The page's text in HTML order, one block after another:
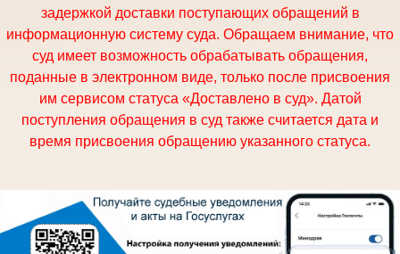
задержкой доставки поступающих обращений в
информационную систему суда. Обращаем внимание, что
суд имеет возможность обрабатывать обращения,
поданные в электронном виде, только после присвоения
им сервисом статуса «Доставлено в суд». Датой
поступления обращения в суд также считается дата и
время присвоения обращению указанного статуса.